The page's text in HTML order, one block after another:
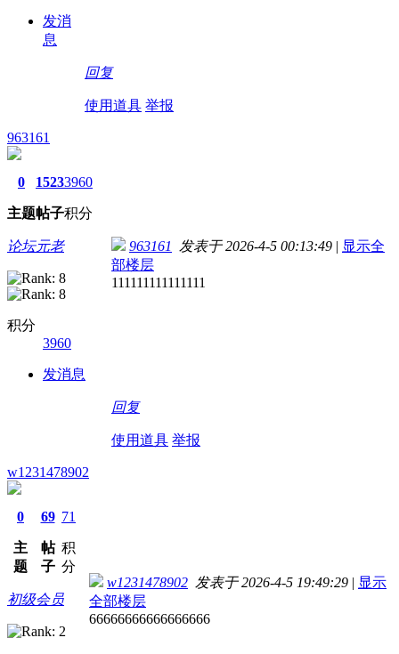
发消
息
回复
使用道具 举报
963161
0
主题
1523
帖子
3960
积分
论坛元老
积分
3960
发消息
963161 发表于 2026-4-5 00:13:49 | 显示全
部楼层
111111111111111
回复
使用道具 举报
w1231478902
0
主
题
69
帖
子
71
积
分
初级会员
w1231478902 发表于 2026-4-5 19:49:29 | 显示
全部楼层
66666666666666666